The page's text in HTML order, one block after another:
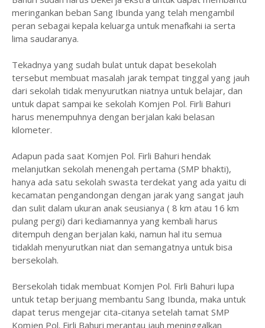
meringankan beban Sang Ibunda yang telah mengambil
peran sebagai kepala keluarga untuk menafkahi ia serta
lima saudaranya.
Tekadnya yang sudah bulat untuk dapat besekolah
tersebut membuat masalah jarak tempat tinggal yang jauh
dari sekolah tidak menyurutkan niatnya untuk belajar, dan
untuk dapat sampai ke sekolah Komjen Pol. Firli Bahuri
harus menempuhnya dengan berjalan kaki belasan
kilometer.
Adapun pada saat Komjen Pol. Firli Bahuri hendak
melanjutkan sekolah menengah pertama (SMP bhakti),
hanya ada satu sekolah swasta terdekat yang ada yaitu di
kecamatan pengandongan dengan jarak yang sangat jauh
dan sulit dalam ukuran anak seusianya ( 8 km atau 16 km
pulang pergi) dari kediamannya yang kembali harus
ditempuh dengan berjalan kaki, namun hal itu semua
tidaklah menyurutkan niat dan semangatnya untuk bisa
bersekolah.
Bersekolah tidak membuat Komjen Pol. Firli Bahuri lupa
untuk tetap berjuang membantu Sang Ibunda, maka untuk
dapat terus mengejar cita-citanya setelah tamat SMP
Komjen Pol. Firli Bahuri merantau jauh meninggalkan